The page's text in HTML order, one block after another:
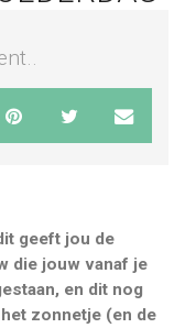
geeft jou de
die jouw vanaf je
en dit nog
zonnetje (en de